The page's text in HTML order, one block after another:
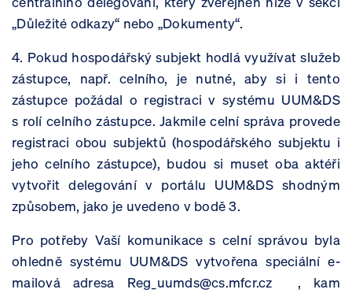
„Důležité odkazy“ nebo „Dokumenty“.
4. Pokud hospodářský subjekt hodlá využívat služeb
zástupce, např. celního, je nutné, aby si i tento
zástupce požádal o registraci v systému UUM&DS
s rolí celního zástupce. Jakmile celní správa provede
registraci obou subjektů (hospodářského subjektu i
jeho celního zástupce), budou si muset oba aktéři
vytvořit delegování v portálu UUM&DS shodným
způsobem, jako je uvedeno v bodě 3.
Pro potřeby Vaší komunikace s celní správou byla
ohledně systému UUM&DS vytvořena speciální e-
mailová adresa Reg_uumds@cs.mfcr.cz , kam